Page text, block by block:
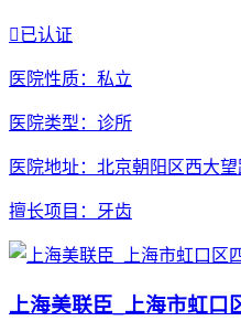
已认证
医院性质：私立
医院类型 ：诊所
医院地址：北京朝阳区西大
擅长项目 ：牙齿
上海美联臣_上海市虹口